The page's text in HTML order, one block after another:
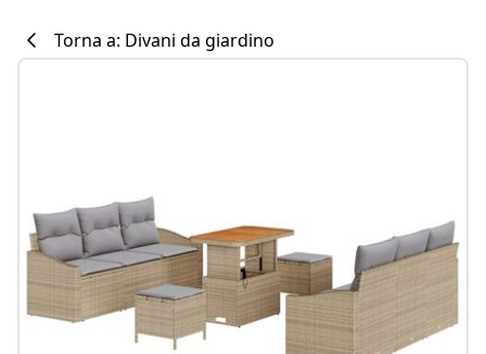
Torna a: Divani da giardino